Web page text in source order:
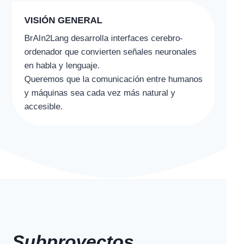
VISIÓN GENERAL
BrAIn2Lang desarrolla interfaces cerebro-
ordenador que convierten señales neuronales
en habla y lenguaje.
Queremos que la comunicación entre humanos
y máquinas sea cada vez más natural y
accesible.